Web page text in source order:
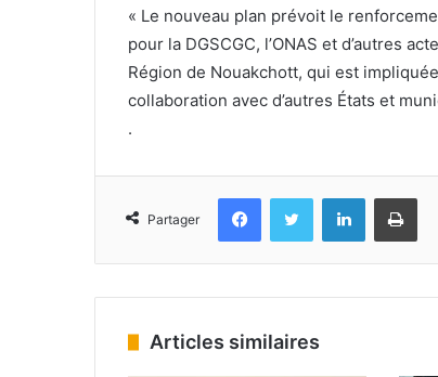
« Le nouveau plan prévoit le
pour la DGSCGC, l’ONAS et d’autres
Région de Nouakchott, qui est
collaboration avec d’autres États et
.
Partager
FacebookTwitter Linkedin
Articles similaires